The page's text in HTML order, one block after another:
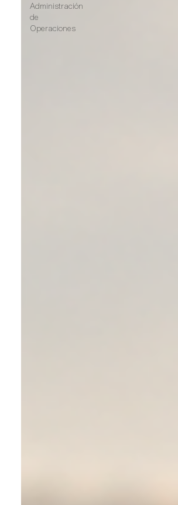
Administración
de
Operaciones